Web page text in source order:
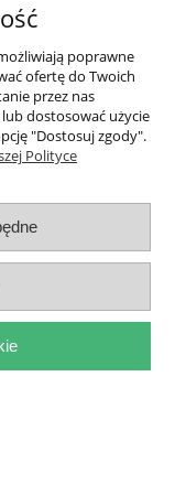
poprawne
ofertę do Twoich
przez nas
dostosować użycie
"Dostosuj zgody".
Polityce